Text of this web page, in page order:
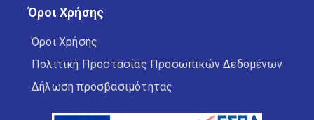
Όροι Χρήσης
Όροι Χρήσης
Πολιτική Προστασίας Προσωπικών Δεδομένων
Δήλωση προσβασιμότητας